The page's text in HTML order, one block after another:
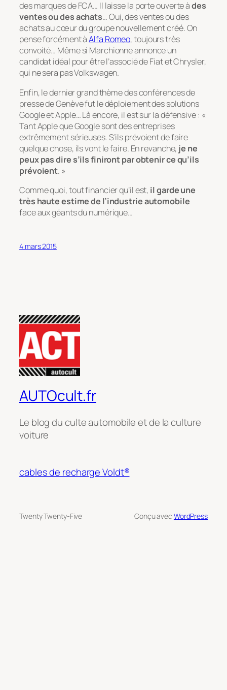
des marques de FCA… Il laisse la porte ouverte àdes
ventes ou des achats… Oui, des ventes ou des
achats au cœur du groupe nouvellement créé. On
pense forcément àAlfa Romeo, toujours très
convoité… Même si Marchionne annonce un
candidat idéal pour être l’associé de Fiat et Chrysler,
qui ne sera pas Volkswagen.
Enfin, le dernier grand thème des conférences de
presse de Genève fut le déploiement des solutions
Google et Apple… Là encore, il est sur la défensive : «
Tant Apple que Google sont des entreprises
extrêmement sérieuses. S’ils prévoient de faire
quelque chose, ils vont le faire. En revanche, je ne
peux pas dire s’ils finiront par obtenir ce qu’ils
prévoient. »
Comme quoi, tout financier qu’il est, il garde une
très haute estime de l’industrie automobile
face aux géants du numérique…
4 mars 2015
AUTOcult.fr
Le blog du culte automobile et de la culture
voiture
cables de recharge Voldt®
Twenty Twenty-Five Conçu avec WordPress